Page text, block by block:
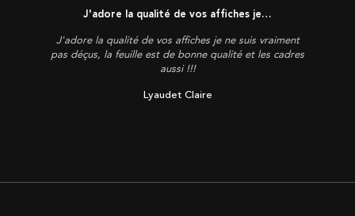
J'adore la qualité de vos affiches je…
J'adore la qualité de vos affiches je ne suis vraiment
pas déçus, la feuille est de bonne qualité et les cadres
aussi !!!
Lyaudet Claire